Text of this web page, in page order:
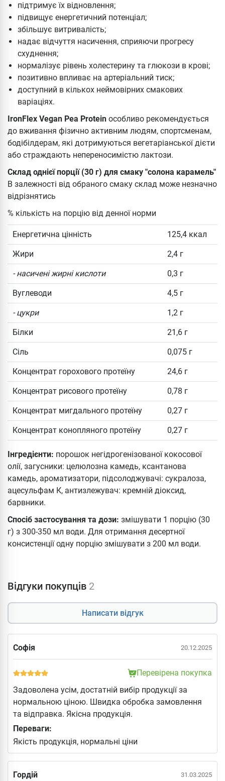
підтримує їх відновлення;
підвищує енергетичний потенціал;
збільшує витривалість;
надає відчуття насичення, сприяючи прогресу
схуднення;
нормалізує рівень холестерину та глюкози в крові;
позитивно впливає на артеріальний тиск;
доступний в кількох неймовірних смакових
варіаціях.
IronFlex Vegan Pea Protein особливо рекомендується
до вживання фізично активним людям, спортсменам,
бодібілдерам, які дотримуються вегетаріанської дієти
або страждають непереносимістю лактози.
Склад однієї порції (30 г) для смаку "солона карамель"
В залежності від обраного смаку склад може незначно
відрізнятись
% кількість на порцію від денної норми
Енергетична цінність 125,4 ккал
Жири 2,4 г
- насичені жирні кислоти 0,3 г
Вуглеводи 4,5 г
- цукри 1,2 г
Білки 21,6 г
Сіль 0,075 г
Концентрат горохового протеїну 24,6 г
Концентрат рисового протеїну 0,78 г
Концентрат мигдального протеїну 0,27 г
Концентрат конопляного протеїну 0,27 г
Інгредієнти: порошок негідрогенізованої кокосової
олії, загусники: целюлозна камедь, ксантанова
камедь, ароматизатори, підсолоджувачі: сукралоза,
ацесульфам К, антизлежувач: кремній діоксид,
барвники.
Спосіб застосування та дози: змішувати 1 порцію (30
г) з 300-350 мл води. Для отримання десертної
консистенції одну порцію змішувати з 200 мл води.
Відгуки покупців 2
Написати відгук
Софія 20.12.2025
Перевірена покупка
Задоволена усім, достатній вибір продукції за
нормальною ціною. Швидка обробка замовлення
та відправка. Якісна продукція.
Переваги:
Якість продукція, нормальні ціни
Гордій 31.03.2025